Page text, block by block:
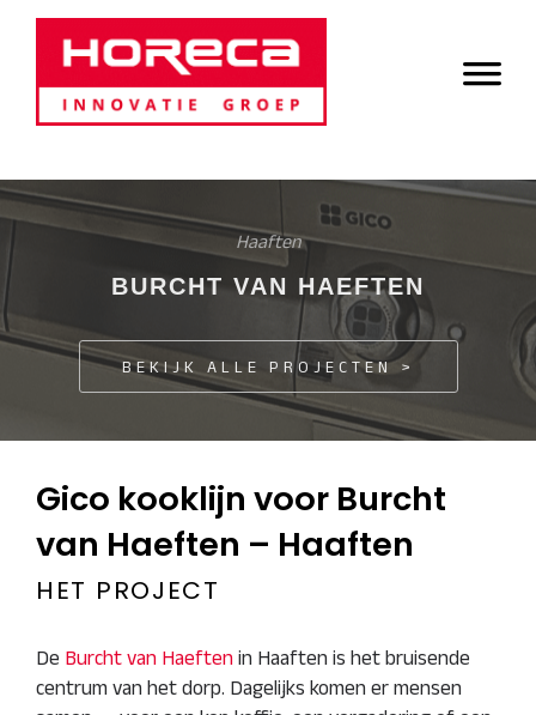
Door
naar
de
hoofd
Horeca Innovatie
Groep
Header
Haaften
BURCHT VAN HAEFTEN
BEKIJK ALLE PROJECTEN >
Gico kooklijn voor Burcht
van Haeften – Haaften
HET PROJECT
De Burcht van Haeften in Haaften is het bruisende
centrum van het dorp. Dagelijks komen er mensen